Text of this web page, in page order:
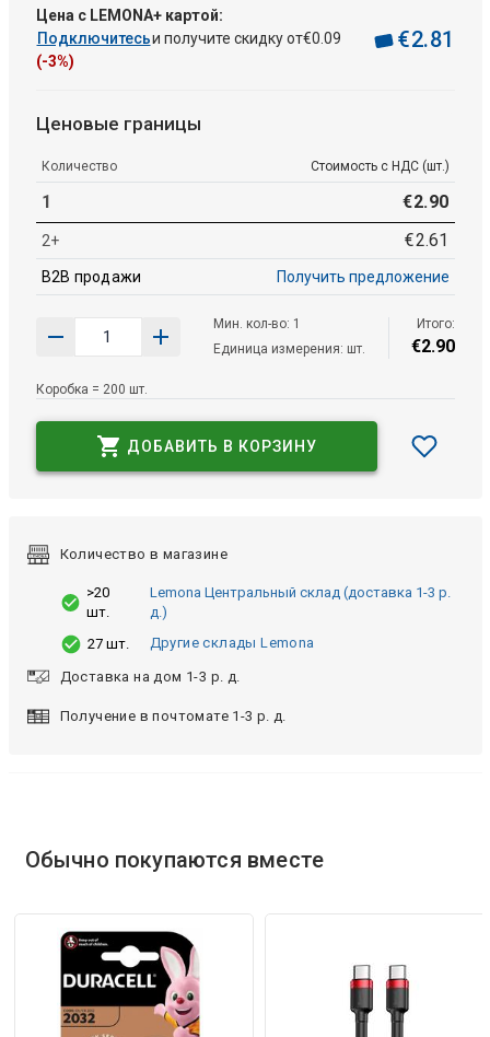
Цена с LEMONA+ картой:
Подключитесьи получите скидку от€0.09
(-3%)
€2.81
Ценовые границы
Количество Стоимость с НДС (шт.)
1 €2.90
2+ €2.61
B2B продажи Получить предложение
Мин. кол-во: 1
Единица измерения: шт.
Итого:
€2.90
Коробка = 200 шт.
ДОБАВИТЬ В КОРЗИНУ
Количество в магазине
>20
шт.
Lemona Центральный склад (доставка 1-3 р.
д.)
27 шт.
Другие склады Lemona
Доставка на дом 1-3 р. д.
Получение в почтомате 1-3 р. д.
Обычно покупаются вместе